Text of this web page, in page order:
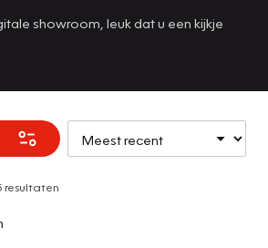
showroom, leuk dat u een kijkje
resultaten